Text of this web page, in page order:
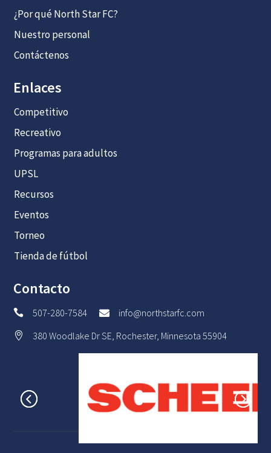
¿Por qué North Star FC?
Nuestro personal
Contáctenos
Enlaces
Competitivo
Recreativo
Programas para adultos
UPSL
Recursos
Eventos
Torneo
Tienda de fútbol
Contacto
 507-280-7584  info@northstarfc.com
 380 Woodlake Dr SE, Rochester, Minnesota 55904